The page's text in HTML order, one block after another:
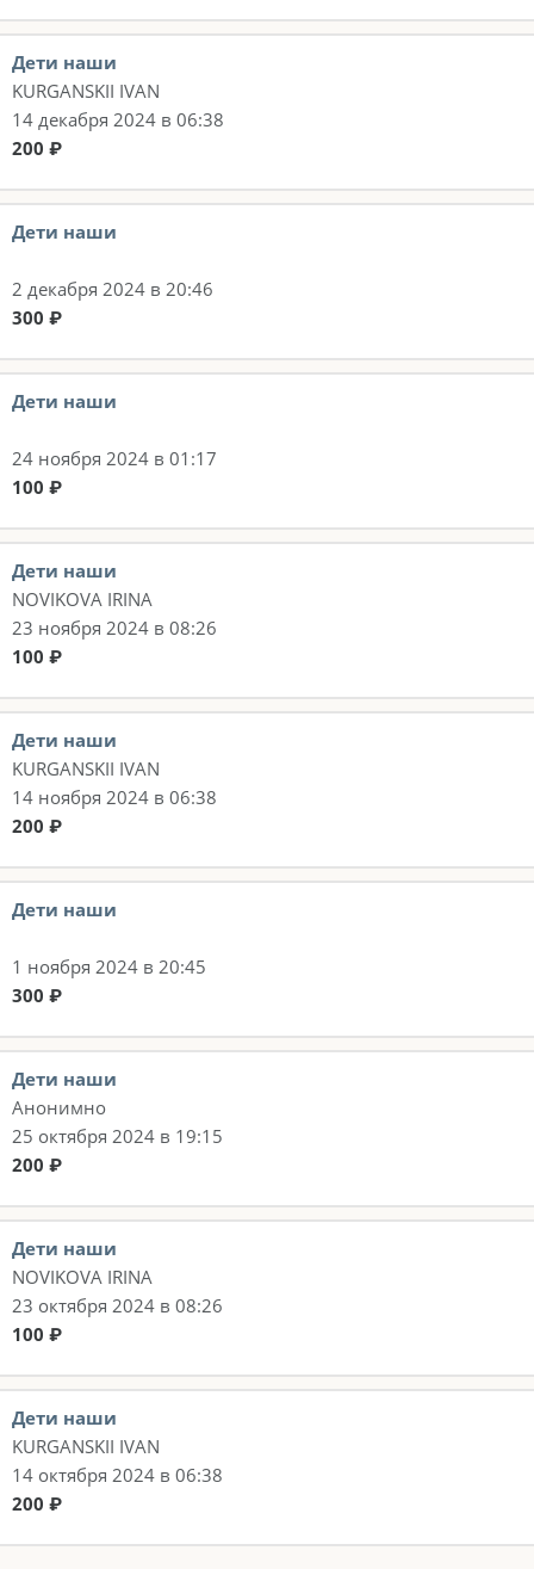
Дети наши
KURGANSKII IVAN
14 декабря 2024 в 06:38
200 ₽
Дети наши
2 декабря 2024 в 20:46
300 ₽
Дети наши
24 ноября 2024 в 01:17
100 ₽
Дети наши
NOVIKOVA IRINA
23 ноября 2024 в 08:26
100 ₽
Дети наши
KURGANSKII IVAN
14 ноября 2024 в 06:38
200 ₽
Дети наши
1 ноября 2024 в 20:45
300 ₽
Дети наши
Анонимно
25 октября 2024 в 19:15
200 ₽
Дети наши
NOVIKOVA IRINA
23 октября 2024 в 08:26
100 ₽
Дети наши
KURGANSKII IVAN
14 октября 2024 в 06:38
200 ₽